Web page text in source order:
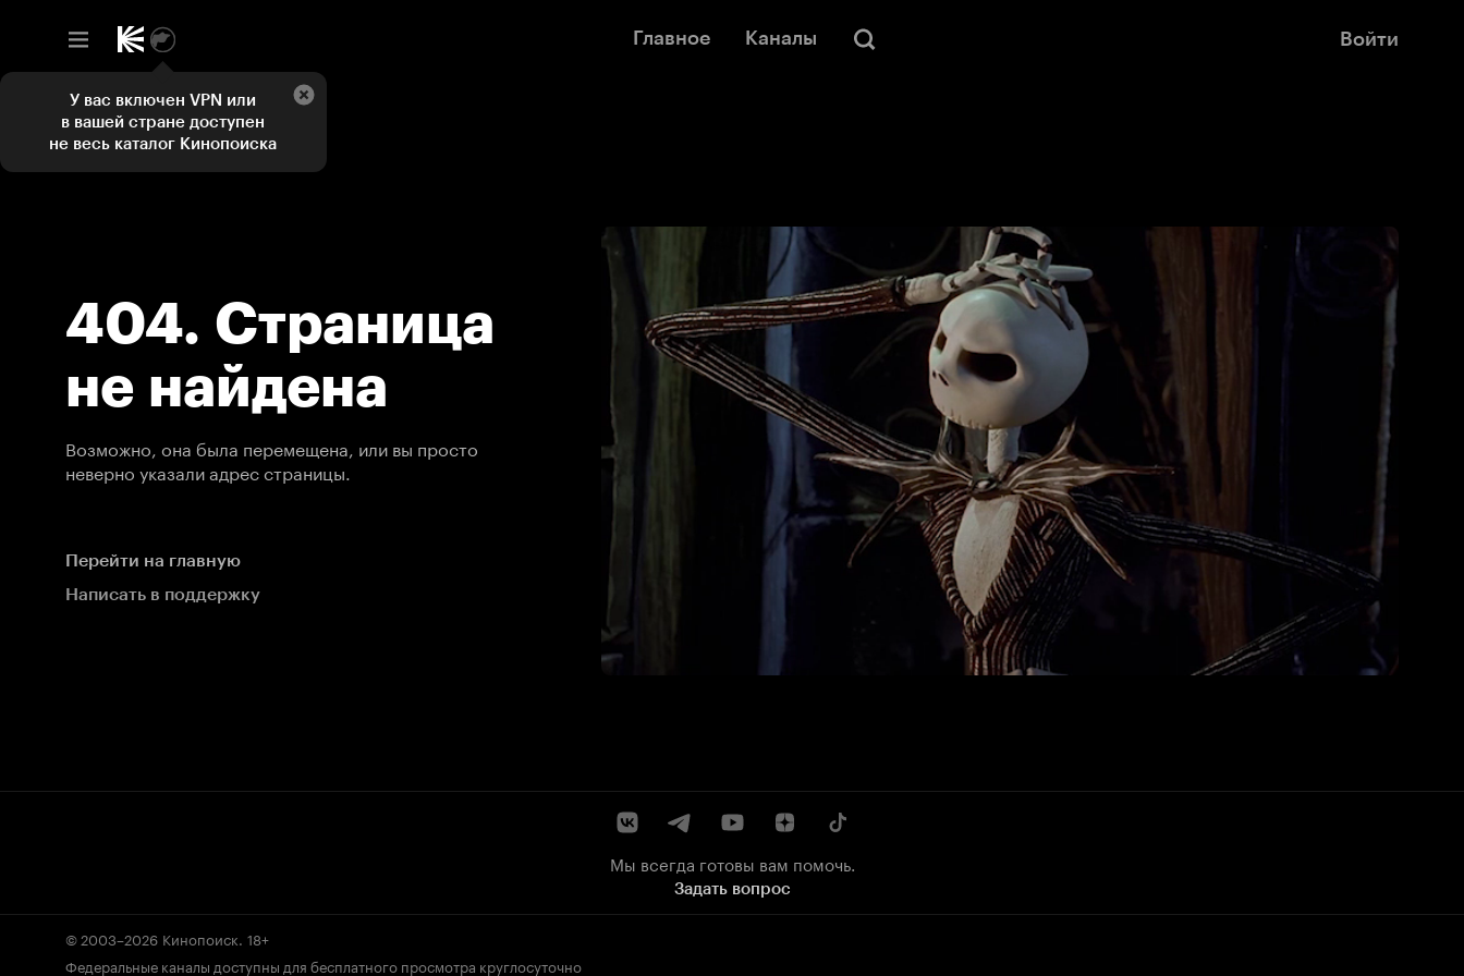
Главное Каналы Войти
404. Страница
не найдена
Возможно, она была перемещена, или вы просто
неверно указали адрес страницы.
Перейти на главную
Написать в поддержку
Мы всегда готовы вам помочь.
Задать вопрос
© 2003–2026 Кинопоиск. 18+
Федеральные каналы доступны для бесплатного просмотра круглосуточно
У вас включен VPN или
в вашей стране доступен
не весь каталог Кинопоиска